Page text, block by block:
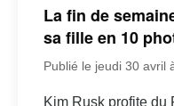
La fin de
sa fille en 10
Publié le jeudi 30 avril
Kim Rusk profite du